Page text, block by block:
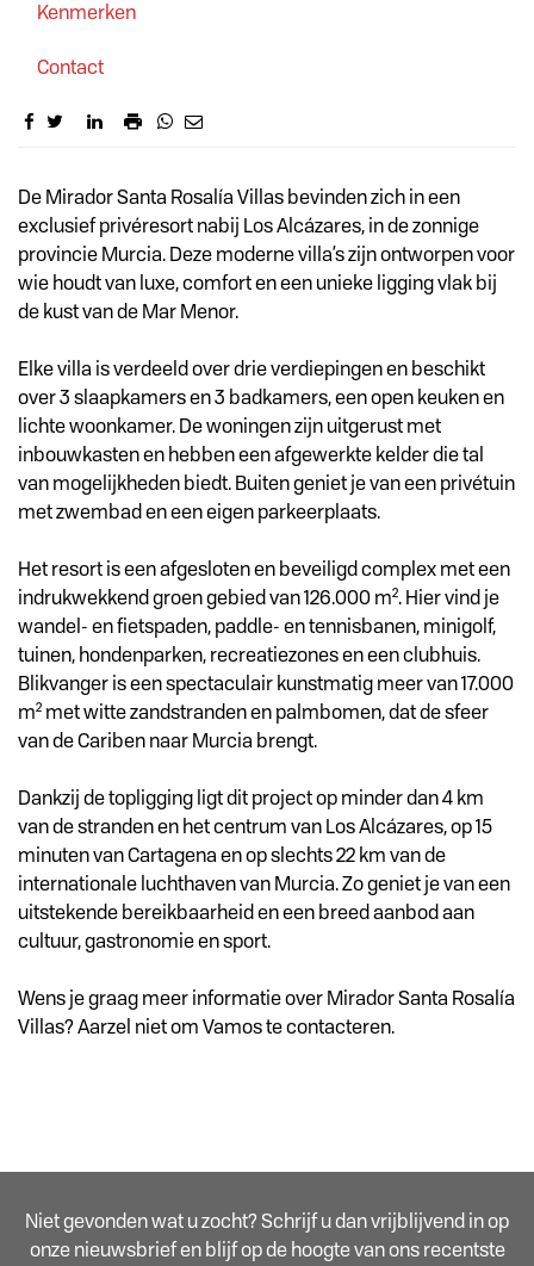
Kenmerken
Contact
Omschrijving
De Mirador Santa Rosalía Villas bevinden zich in een
exclusief privéresort nabij Los Alcázares, in de zonnige
provincie Murcia. Deze moderne villa’s zijn ontworpen voor
wie houdt van luxe, comfort en een unieke ligging vlak bij
de kust van de Mar Menor.
Elke villa is verdeeld over drie verdiepingen en beschikt
over 3 slaapkamers en 3 badkamers, een open keuken en
lichte woonkamer. De woningen zijn uitgerust met
inbouwkasten en hebben een afgewerkte kelder die tal
van mogelijkheden biedt. Buiten geniet je van een privétuin
met zwembad en een eigen parkeerplaats.
Het resort is een afgesloten en beveiligd complex met een
indrukwekkend groen gebied van 126.000 m². Hier vind je
wandel- en fietspaden, paddle- en tennisbanen, minigolf,
tuinen, hondenparken, recreatiezones en een clubhuis.
Blikvanger is een spectaculair kunstmatig meer van 17.000
m² met witte zandstranden en palmbomen, dat de sfeer
van de Cariben naar Murcia brengt.
Dankzij de topligging ligt dit project op minder dan 4 km
van de stranden en het centrum van Los Alcázares, op 15
minuten van Cartagena en op slechts 22 km van de
internationale luchthaven van Murcia. Zo geniet je van een
uitstekende bereikbaarheid en een breed aanbod aan
cultuur, gastronomie en sport.
Wens je graag meer informatie over Mirador Santa Rosalía
Villas? Aarzel niet om Vamos te contacteren.
Niet gevonden wat u zocht? Schrijf u dan vrijblijvend in op
onze nieuwsbrief en blijf op de hoogte van ons recentste